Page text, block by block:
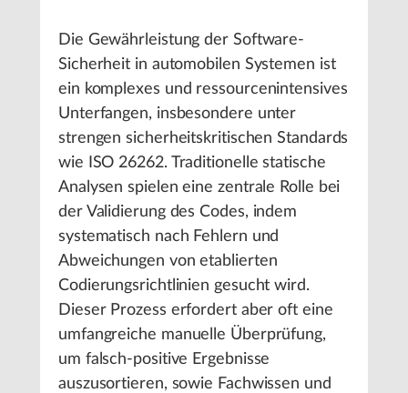
Die Gewährleistung der Software-
Sicherheit in automobilen Systemen ist
ein komplexes und ressourcenintensives
Unterfangen, insbesondere unter
strengen sicherheitskritischen Standards
wie ISO 26262. Traditionelle statische
Analysen spielen eine zentrale Rolle bei
der Validierung des Codes, indem
systematisch nach Fehlern und
Abweichungen von etablierten
Codierungsrichtlinien gesucht wird.
Dieser Prozess erfordert aber oft eine
umfangreiche manuelle Überprüfung,
um falsch-positive Ergebnisse
auszusortieren, sowie Fachwissen und